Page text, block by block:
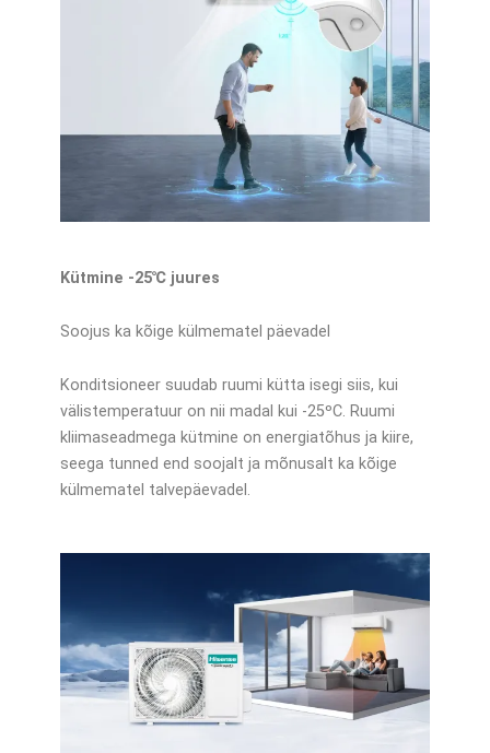
Kütmine -25℃ juures
Soojus ka kõige külmematel päevadel
Konditsioneer suudab ruumi kütta isegi siis, kui
välistemperatuur on nii madal kui -25ºC. Ruumi
kliimaseadmega kütmine on energiatõhus ja kiire,
seega tunned end soojalt ja mõnusalt ka kõige
külmematel talvepäevadel.